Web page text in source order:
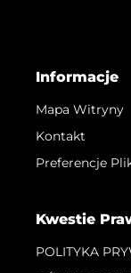
Informacje
Mapa Witryny
Kontakt
Preferencje
Kwestie
POLITYKA